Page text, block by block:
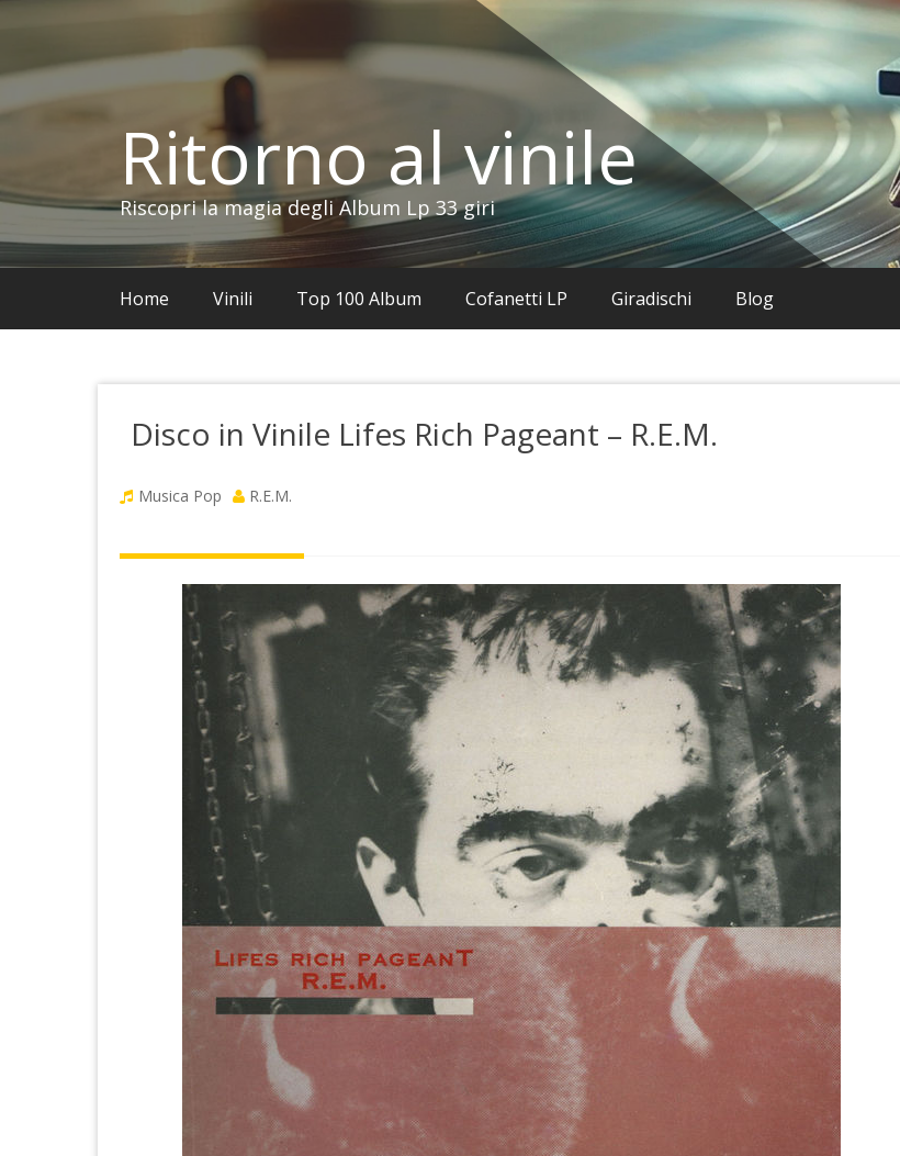
contenuto
Ritorno al vinile
Riscopri la magia degli Album Lp 33 giri
Home Vinili Top 100 Album Cofanetti LP Giradischi Blog
Disco in Vinile Lifes Rich Pageant – R.E.M.
Musica Pop R.E.M.